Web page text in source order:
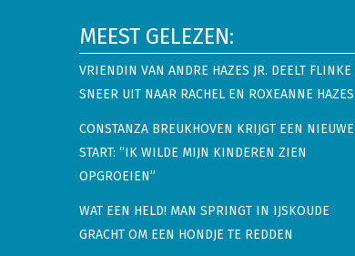
MEEST GELEZEN:
VRIENDIN VAN ANDRE HAZES JR. DEELT FLINKE
SNEER UIT NAAR RACHEL EN ROXEANNE HAZES
CONSTANZA BREUKHOVEN KRIJGT EEN NIEUWE
START: “IK WILDE MIJN KINDEREN ZIEN
OPGROEIEN”
WAT EEN HELD! MAN SPRINGT IN IJSKOUDE
GRACHT OM EEN HONDJE TE REDDEN